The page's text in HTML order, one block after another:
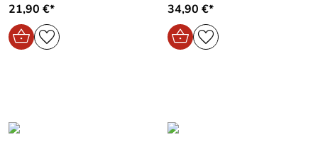
21,90 €* 34,90 €*